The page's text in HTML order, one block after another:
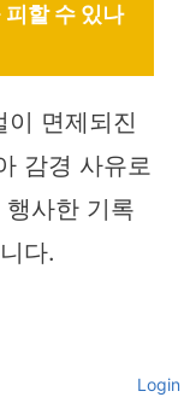
할 수 있나
면제되진
감경 사유로
사한 기록
다.
Login